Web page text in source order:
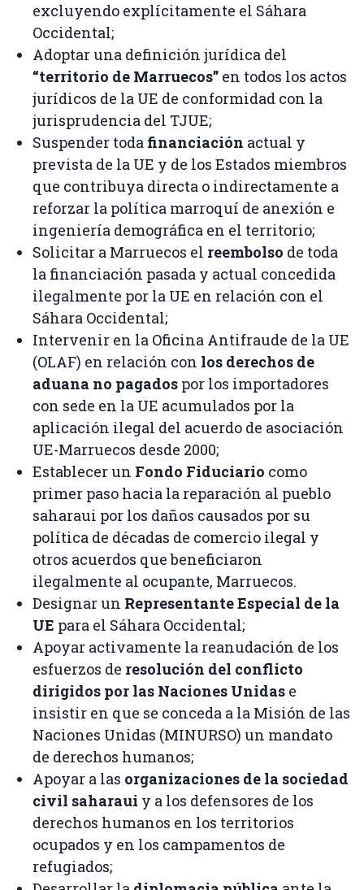
excluyendo explícitamente el Sáhara
Occidental;
Adoptar una definición jurídica del
“territorio de Marruecos” en todos los actos
jurídicos de la UE de conformidad con la
jurisprudencia del TJUE;
Suspender toda financiación actual y
prevista de la UE y de los Estados miembros
que contribuya directa o indirectamente a
reforzar la política marroquí de anexión e
ingeniería demográfica en el territorio;
Solicitar a Marruecos el reembolso de toda
la financiación pasada y actual concedida
ilegalmente por la UE en relación con el
Sáhara Occidental;
Intervenir en la Oficina Antifraude de la UE
(OLAF) en relación con los derechos de
aduana no pagados por los importadores
con sede en la UE acumulados por la
aplicación ilegal del acuerdo de asociación
UE-Marruecos desde 2000;
Establecer un Fondo Fiduciario como
primer paso hacia la reparación al pueblo
saharaui por los daños causados ​​por su
política de décadas de comercio ilegal y
otros acuerdos que beneficiaron
ilegalmente al ocupante, Marruecos.
Designar un Representante Especial de la
UE para el Sáhara Occidental;
Apoyar activamente la reanudación de los
esfuerzos de resolución del conflicto
dirigidos por las Naciones Unidas e
insistir en que se conceda a la Misión de las
Naciones Unidas (MINURSO) un mandato
de derechos humanos;
Apoyar a las organizaciones de la sociedad
civil saharaui y a los defensores de los
derechos humanos en los territorios
ocupados y en los campamentos de
refugiados;